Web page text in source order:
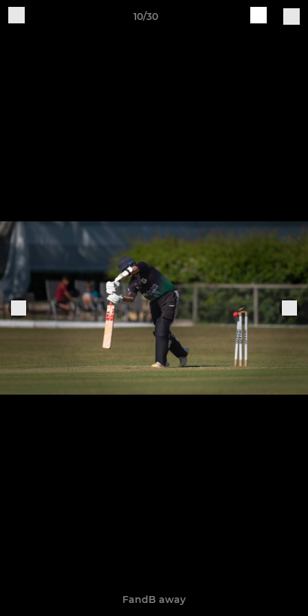
10/30
FandB away